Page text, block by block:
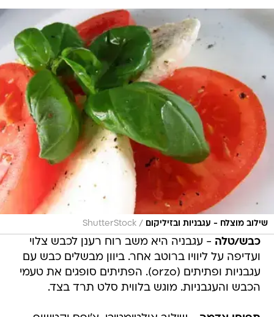
שילוב מוצלח - עגבניות ובזיליקום /
ShutterStock
כבש/טלה - עגבניה היא משב רוח רענן לכבש צלוי
ועדיפה על ליוויו ברוטב אחר. ביוון מבשלים כבש עם
עגבניות ופתיתים (orzo). הפתיתים סופגים את טעמי
הכבש והעגבניות. מוגש בלווית סלט תרד בצד.